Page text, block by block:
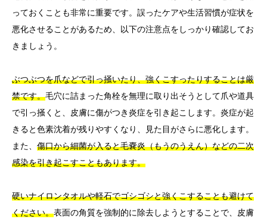
っておくことも非常に重要です。誤ったケアや生活習慣が症状を
悪化させることがあるため、以下の注意点をしっかり確認してお
きましょう。
ぶつぶつを爪などで引っ掻いたり、強くこすったりすることは厳
禁です。毛穴に詰まった角栓を無理に取り出そうとして爪や道具
で引っ掻くと、皮膚に傷がつき炎症を引き起こします。炎症が起
きると色素沈着が残りやすくなり、見た目がさらに悪化します。
また、 傷口から細菌が入ると毛嚢炎（もうのうえん）などの二次
感染を引き起こすこともあります。
硬いナイロンタオルや軽石でゴシゴシと強くこすることも避けて
ください。表面の角質を強制的に除去しようとすることで、皮膚